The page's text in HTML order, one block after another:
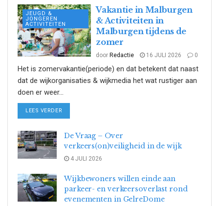
JEUGD &
JONGEREN
ACTIVITEITEN
Vakantie in Malburgen
& Activiteiten in
Malburgen tijdens de
zomer
door Redactie 16 JULI 2026 0
Het is zomervakantie(periode) en dat betekent dat naast
dat de wijkorganisaties & wijkmedia het wat rustiger aan
doen er weer...
LEES VERDER
De Vraag – Over
verkeers(on)veiligheid in de wijk
4 JULI 2026
Wijkbewoners willen einde aan
parkeer- en verkeersoverlast rond
evenementen in GelreDome